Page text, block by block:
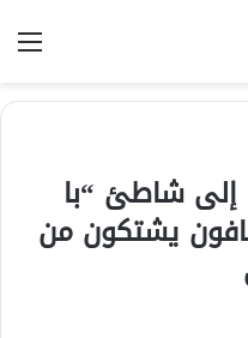
إلى شاطئ “با
يشتكون من